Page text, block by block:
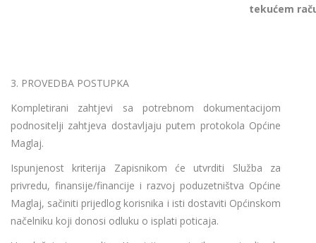
tekućem
3. PROVEDBA POSTUPKA
Kompletirani zahtjevi sa potrebnom dokumentacijom
podnositelji zahtjeva dostavljaju putem protokola Općine
Maglaj.
Ispunjenost kriterija Zapisnikom će utvrditi Služba za
privredu, finansije/financije i razvoj poduzetništva Općine
Maglaj, sačiniti prijedlog korisnika i isti dostaviti Općinskom
načelniku koji donosi odluku o isplati poticaja.